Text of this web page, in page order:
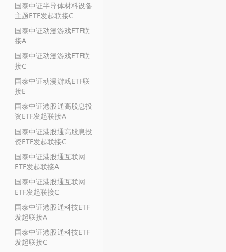
国泰中证半导体材料设备
主题ETF发起联接C
国泰中证动漫游戏ETF联
接A
国泰中证动漫游戏ETF联
接C
国泰中证动漫游戏ETF联
接E
国泰中证港股通高股息投
资ETF发起联接A
国泰中证港股通高股息投
资ETF发起联接C
国泰中证港股通互联网
ETF发起联接A
国泰中证港股通互联网
ETF发起联接C
国泰中证港股通科技ETF
发起联接A
国泰中证港股通科技ETF
发起联接C